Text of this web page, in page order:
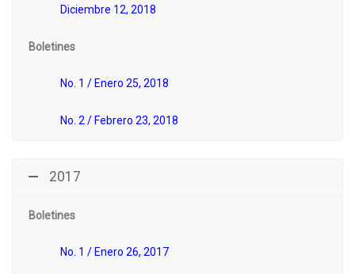
Diciembre 12, 2018
Boletines
No. 1 / Enero 25, 2018
No. 2 / Febrero 23, 2018
2017
Boletines
No. 1 / Enero 26, 2017